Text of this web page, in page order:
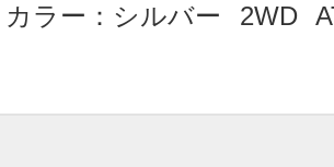
カラー：シルバー 2WD